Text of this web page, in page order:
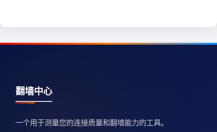
翻墙中心
一个用于测量您的连接质量和翻墙能力的工具。